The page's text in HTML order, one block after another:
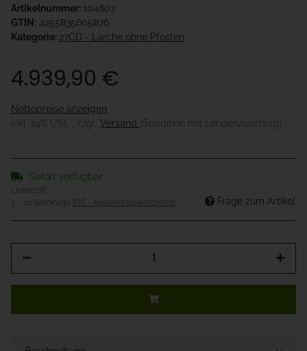
Artikelnummer: 104807
GTIN: 4255835605876
Kategorie: 27CD - Lärche ohne Pfosten
4.939,90 €
Nettopreise anzeigen
inkl. 19% USt. , zzgl. Versand (Spedition mit Längenzuschlag)
Sofort verfügbar
Lieferzeit:
5 - 10 Werktage
(DE - Ausland abweichend) Frage zum Artikel